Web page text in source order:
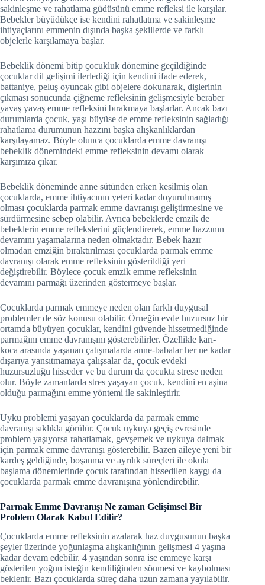
sakinleşme ve rahatlama güdüsünü emme refleksi ile karşılar.
Bebekler büyüdükçe ise kendini rahatlatma ve sakinleşme
ihtiyaçlarını emmenin dışında başka şekillerde ve farklı
objelerle karşılamaya başlar.
Bebeklik dönemi bitip çocukluk dönemine geçildiğinde
çocuklar dil gelişimi ilerlediği için kendini ifade ederek,
battaniye, peluş oyuncak gibi objelere dokunarak, dişlerinin
çıkması sonucunda çiğneme refleksinin gelişmesiyle beraber
yavaş yavaş emme refleksini bırakmaya başlarlar. Ancak bazı
durumlarda çocuk, yaşı büyüse de emme refleksinin sağladığı
rahatlama durumunun hazzını başka alışkanlıklardan
karşılayamaz. Böyle olunca çocuklarda emme davranışı
bebeklik dönemindeki emme refleksinin devamı olarak
karşımıza çıkar.
Bebeklik döneminde anne sütünden erken kesilmiş olan
çocuklarda, emme ihtiyacının yeteri kadar doyurulmamış
olması çocuklarda parmak emme davranışı geliştirmesine ve
sürdürmesine sebep olabilir. Ayrıca bebeklerde emzik de
bebeklerin emme reflekslerini güçlendirerek, emme hazzının
devamını yaşamalarına neden olmaktadır. Bebek hazır
olmadan emziğin bıraktırılması çocuklarda parmak emme
davranışı olarak emme refleksinin gösterildiği yeri
değiştirebilir. Böylece çocuk emzik emme refleksinin
devamını parmağı üzerinden göstermeye başlar.
Çocuklarda parmak emmeye neden olan farklı duygusal
problemler de söz konusu olabilir. Örneğin evde huzursuz bir
ortamda büyüyen çocuklar, kendini güvende hissetmediğinde
parmağını emme davranışını gösterebilirler. Özellikle karı-
koca arasında yaşanan çatışmalarda anne-babalar her ne kadar
dışarıya yansıtmamaya çalışsalar da, çocuk evdeki
huzursuzluğu hisseder ve bu durum da çocukta strese neden
olur. Böyle zamanlarda stres yaşayan çocuk, kendini en aşina
olduğu parmağını emme yöntemi ile sakinleştirir.
Uyku problemi yaşayan çocuklarda da parmak emme
davranışı sıklıkla görülür. Çocuk uykuya geçiş evresinde
problem yaşıyorsa rahatlamak, gevşemek ve uykuya dalmak
için parmak emme davranışı gösterebilir. Bazen aileye yeni bir
kardeş geldiğinde, boşanma ve ayrılık süreçleri ile okula
başlama dönemlerinde çocuk tarafından hissedilen kaygı da
çocuklarda parmak emme davranışına yönlendirebilir.
Parmak Emme Davranışı Ne zaman Gelişimsel Bir
Problem Olarak Kabul Edilir?
Çocuklarda emme refleksinin azalarak haz duygusunun başka
şeyler üzerinde yoğunlaşma alışkanlığının gelişmesi 4 yaşına
kadar devam edebilir. 4 yaşından sonra ise emmeye karşı
gösterilen yoğun isteğin kendiliğinden sönmesi ve kaybolması
beklenir. Bazı çocuklarda süreç daha uzun zamana yayılabilir.